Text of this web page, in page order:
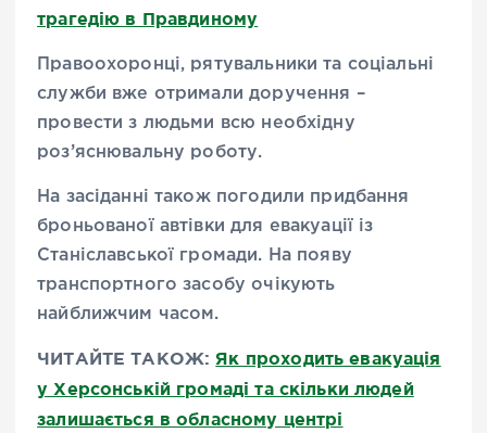
трагедію в Правдиному
Правоохоронці, рятувальники та соціальні
служби вже отримали доручення –
провести з людьми всю необхідну
роз’яснювальну роботу.
На засіданні також погодили придбання
броньованої автівки для евакуації із
Станіславської громади. На появу
транспортного засобу очікують
найближчим часом.
ЧИТАЙТЕ ТАКОЖ: Як проходить евакуація
у Херсонській громаді та скільки людей
залишається в обласному центрі